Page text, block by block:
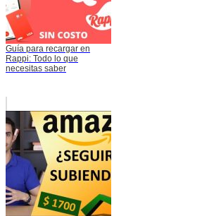
Guía para recargar en
Rappi: Todo lo que
necesitas saber